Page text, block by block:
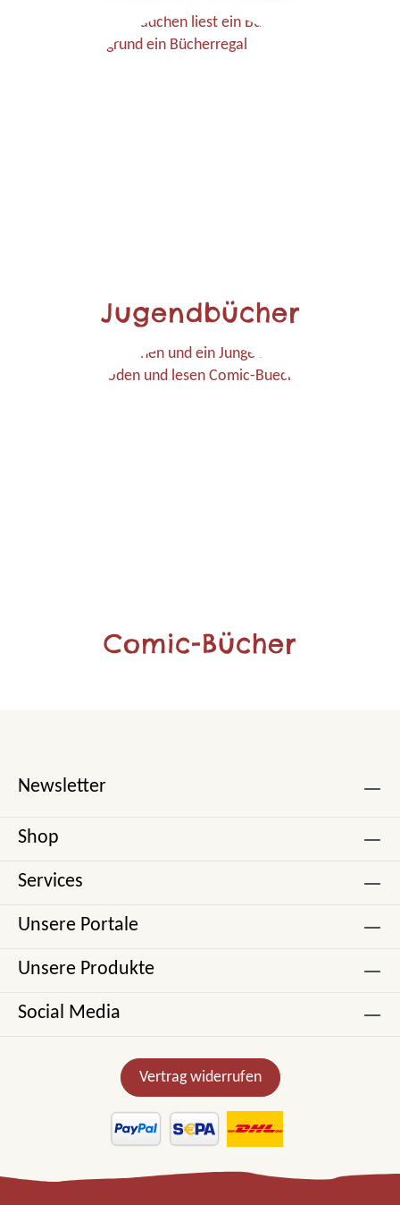
Jugendbücher
Comic-Bücher
Newsletter
Shop
Services
Unsere Portale
Unsere Produkte
Social Media
Vertrag widerrufen